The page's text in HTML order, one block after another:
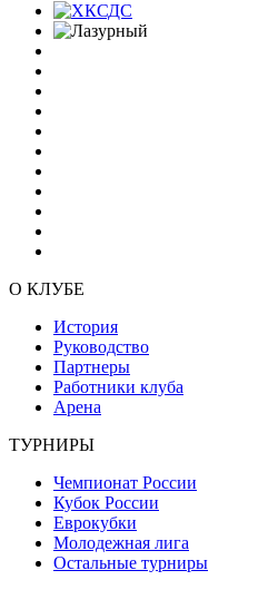
О КЛУБЕ
История
Руководство
Партнеры
Работники клуба
Арена
ТУРНИРЫ
Чемпионат России
Кубок России
Еврокубки
Молодежная лига
Остальные турниры